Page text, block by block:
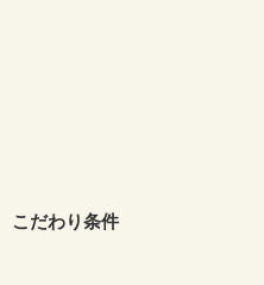
こだわり条件